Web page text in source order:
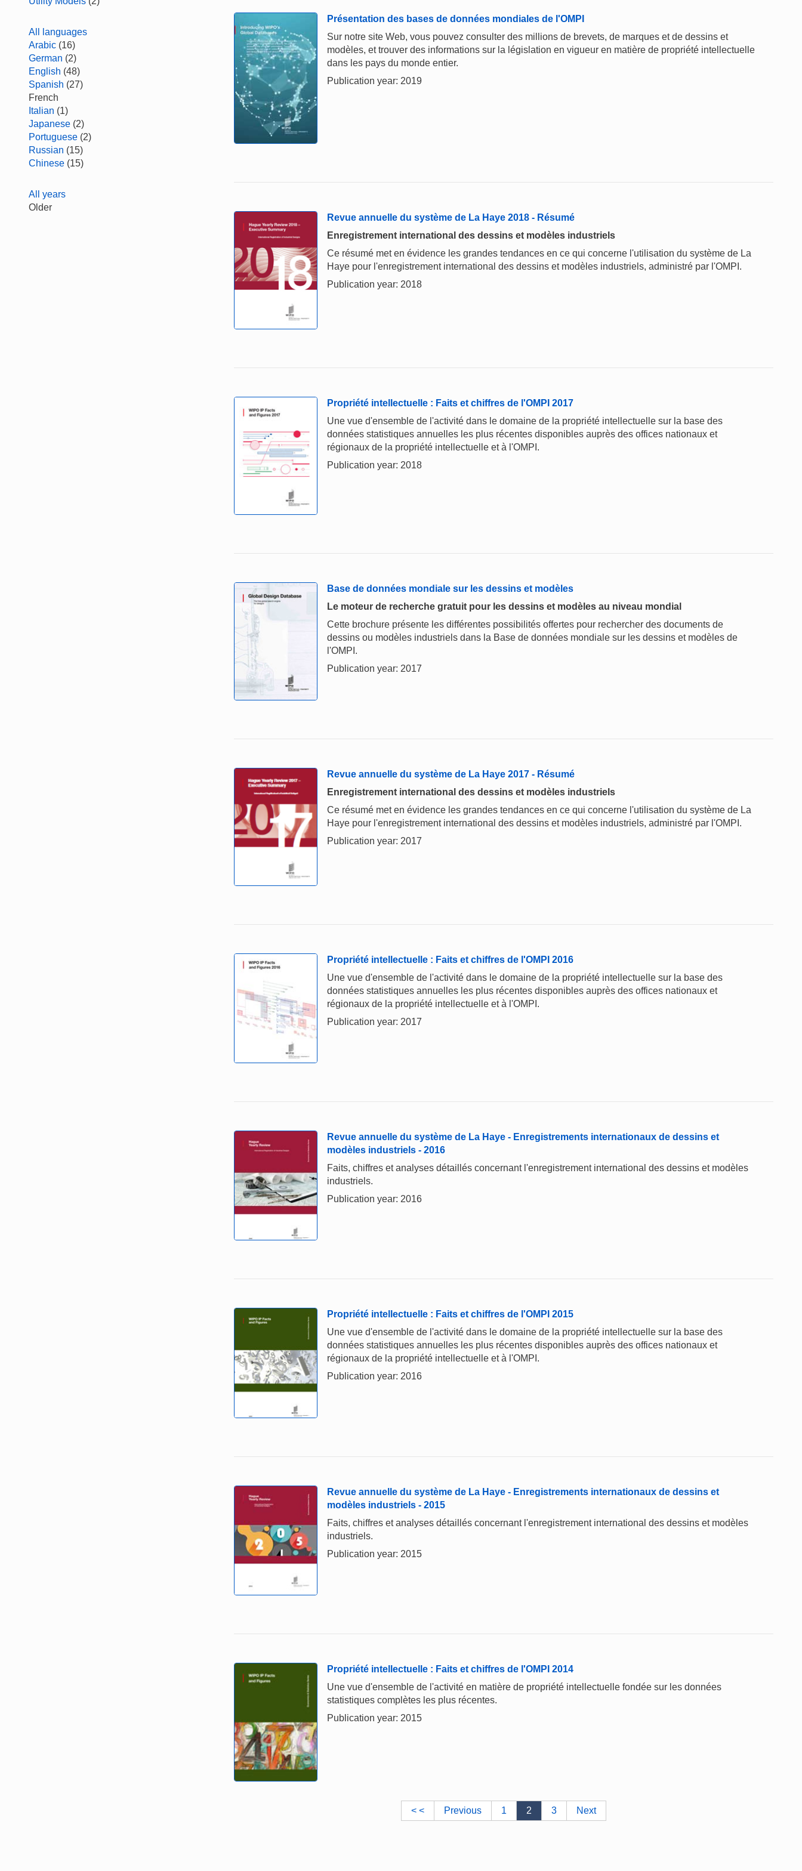
All languages
Arabic (16)
German (2)
English (48)
Spanish (27)
French
Italian (1)
Japanese (2)
Portuguese (2)
Russian (15)
Chinese (15)
All years
Older
Présentation des bases de données mondiales de l'OMPI
Sur notre site Web, vous pouvez consulter des millions de brevets, de marques et de dessins et
modèles, et trouver des informations sur la législation en vigueur en matière de propriété intellectuelle
dans les pays du monde entier.
Publication year: 2019
Revue annuelle du système de La Haye 2018 - Résumé
Enregistrement international des dessins et modèles industriels
Ce résumé met en évidence les grandes tendances en ce qui concerne l'utilisation du système de La
Haye pour l'enregistrement international des dessins et modèles industriels, administré par l'OMPI.
Publication year: 2018
Propriété intellectuelle : Faits et chiffres de l'OMPI 2017
Une vue d'ensemble de l'activité dans le domaine de la propriété intellectuelle sur la base des
données statistiques annuelles les plus récentes disponibles auprès des offices nationaux et
régionaux de la propriété intellectuelle et à l'OMPI.
Publication year: 2018
Base de données mondiale sur les dessins et modèles
Le moteur de recherche gratuit pour les dessins et modèles au niveau mondial
Cette brochure présente les différentes possibilités offertes pour rechercher des documents de
dessins ou modèles industriels dans la Base de données mondiale sur les dessins et modèles de
l'OMPI.
Publication year: 2017
Revue annuelle du système de La Haye 2017 - Résumé
Enregistrement international des dessins et modèles industriels
Ce résumé met en évidence les grandes tendances en ce qui concerne l'utilisation du système de La
Haye pour l'enregistrement international des dessins et modèles industriels, administré par l'OMPI.
Publication year: 2017
Propriété intellectuelle : Faits et chiffres de l'OMPI 2016
Une vue d'ensemble de l'activité dans le domaine de la propriété intellectuelle sur la base des
données statistiques annuelles les plus récentes disponibles auprès des offices nationaux et
régionaux de la propriété intellectuelle et à l'OMPI.
Publication year: 2017
Revue annuelle du système de La Haye - Enregistrements internationaux de dessins et
modèles industriels - 2016
Faits, chiffres et analyses détaillés concernant l'enregistrement international des dessins et modèles
industriels.
Publication year: 2016
Propriété intellectuelle : Faits et chiffres de l'OMPI 2015
Une vue d'ensemble de l'activité dans le domaine de la propriété intellectuelle sur la base des
données statistiques annuelles les plus récentes disponibles auprès des offices nationaux et
régionaux de la propriété intellectuelle et à l'OMPI.
Publication year: 2016
Revue annuelle du système de La Haye - Enregistrements internationaux de dessins et
modèles industriels - 2015
Faits, chiffres et analyses détaillés concernant l'enregistrement international des dessins et modèles
industriels.
Publication year: 2015
Propriété intellectuelle : Faits et chiffres de l'OMPI 2014
Une vue d'ensemble de l'activité en matière de propriété intellectuelle fondée sur les données
statistiques complètes les plus récentes.
Publication year: 2015
< < Previous 1 2 3 Next